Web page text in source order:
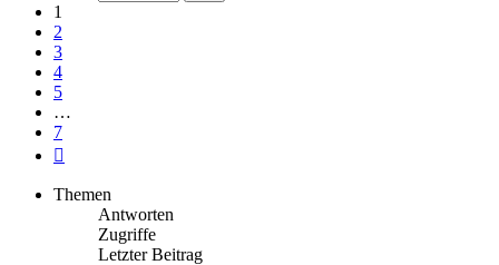
1
2
3
4
5
…
7
Themen
Antworten
Zugriffe
Letzter Beitrag